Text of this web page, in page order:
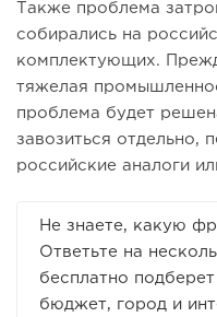
Также проблема
собирались на
комплектующих.
тяжелая
проблема будет
завозиться отдельно,
российские аналоги
Не знаете, какую
Ответьте на
бесплатно
бюджет, город и